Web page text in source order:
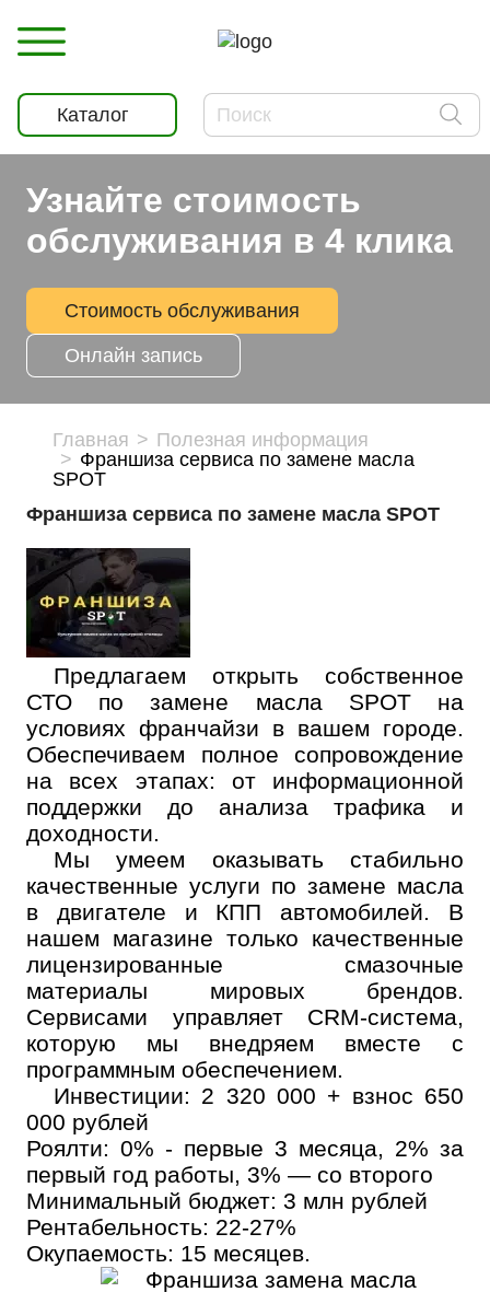
Каталог
Узнайте стоимость
обслуживания в 4 клика
Стоимость обслуживания
Онлайн запись
Главная
Полезная информация
Франшиза сервиса по замене масла
SPOT
Франшиза сервиса по замене масла SPOT
Предлагаем открыть собственное
СТО по замене масла SPOT на
условиях франчайзи в вашем городе.
Обеспечиваем полное сопровождение
на всех этапах: от информационной
поддержки до анализа трафика и
доходности.
Мы умеем оказывать стабильно
качественные услуги по замене масла
в двигателе и КПП автомобилей. В
нашем магазине только качественные
лицензированные смазочные
материалы мировых брендов.
Сервисами управляет CRM-система,
которую мы внедряем вместе с
программным обеспечением.
Инвестиции: 2 320 000 + взнос 650
000 рублей
Роялти: 0% - первые 3 месяца, 2% за
первый год работы, 3% — со второго
Минимальный бюджет: 3 млн рублей
Рентабельность: 22-27%
Окупаемость: 15 месяцев.